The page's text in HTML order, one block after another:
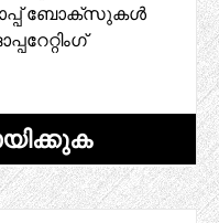
ബോക്‌സുകൾ